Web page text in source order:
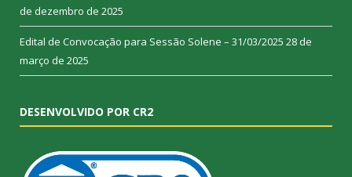
de dezembro de 2025
Edital de Convocação para Sessão Solene – 31/03/2025 28 de
março de 2025
DESENVOLVIDO POR CR2